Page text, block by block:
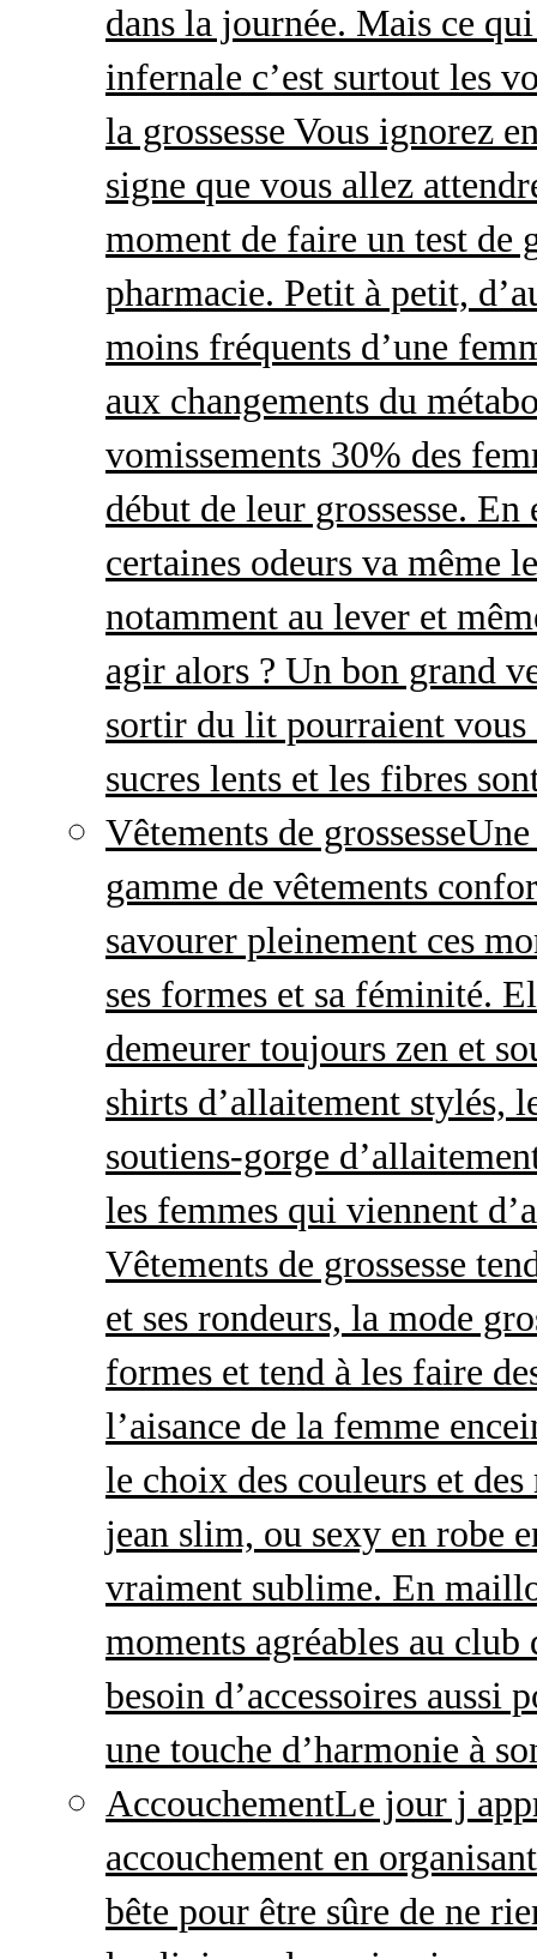
dans la journée. Mais ce
infernale c’est surtout les
la grossesse Vous ignorez
signe que vous allez
moment de faire un test de
pharmacie. Petit à petit,
moins fréquents d’une
aux changements du
vomissements 30% des
début de leur grossesse.
certaines odeurs va même
notamment au lever et
agir alors ? Un bon grand
sortir du lit pourraient vous
sucres lents et les fibres
Vêtements de grossesseUne
gamme de vêtements
savourer pleinement ces
ses formes et sa féminité.
demeurer toujours zen et
shirts d’allaitement stylés,
soutiens-gorge
les femmes qui viennent
Vêtements de grossesse
et ses rondeurs, la mode
formes et tend à les faire
l’aisance de la femme
le choix des couleurs et
jean slim, ou sexy en robe
vraiment sublime. En
moments agréables au
besoin d’accessoires aussi
une touche d’harmonie à
AccouchementLe jour j
accouchement en
bête pour être sûre de ne